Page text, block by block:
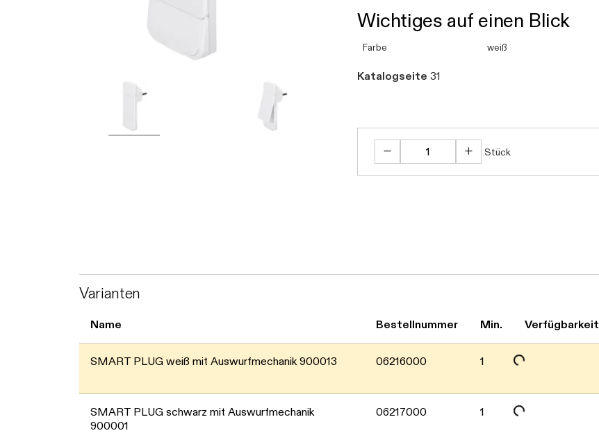
Wichtiges auf einen Blick
Farbe weiß
Katalogseite 31
Stück
Varianten
Name Bestellnummer Min. Verfügbarkeit
SMART PLUG weiß mit Auswurfmechanik 900013 06216000 1 Daten werden geladen. Bitte warten...
SMART PLUG schwarz mit Auswurfmechanik
900001
06217000 1 Daten werden geladen. Bitte warten...